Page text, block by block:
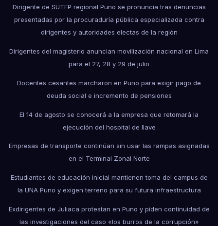
Dirigente de SUTEP regional Puno se pronuncia tras denuncias
presentadas por la procuraduría pública especializada contra
dirigentes y autoridades electas de la región
Dirigentes del magisterio anuncian movilización nacional en Lima
para el 27, 28 y 29 de julio
Docentes cesantes marcharon en Puno para exigir pago de
deuda social e incremento de pensiones
El 14 de agosto se conocerá a la empresa que retomará la
ejecución del hospital de Ilave
Empresas de transporte continúan sin usar las rampas asignadas
en el Terminal Zonal Norte
Estudiantes de educación inicial mantienen toma del campus de
la UNA Puno y exigen terreno para su futura infraestructura
Exdirigentes de Juliaca protestan en Puno y piden continuidad de
las investigaciones del caso «los burros de la corrupción»